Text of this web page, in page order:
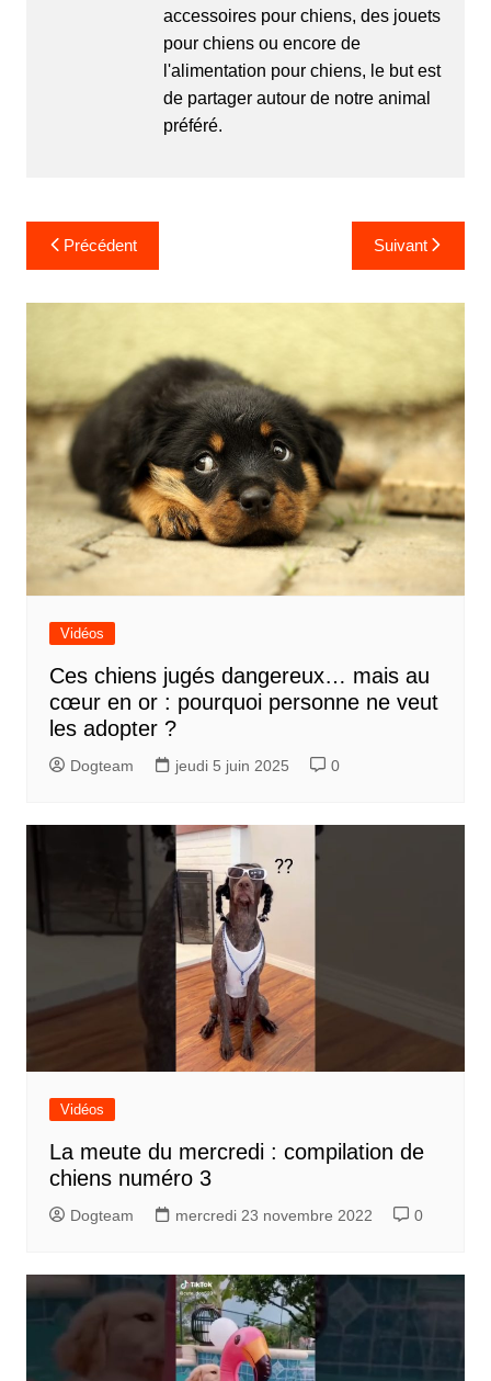
accessoires pour chiens, des jouets
pour chiens ou encore de
l'alimentation pour chiens, le but est
de partager autour de notre animal
préféré.
Navigation
de
l’article
Précédent Suivant
Vidéos
Ces chiens jugés dangereux… mais au
cœur en or : pourquoi personne ne veut
les adopter ?
Dogteam jeudi 5 juin 2025 0
Vidéos
La meute du mercredi : compilation de
chiens numéro 3
Dogteam mercredi 23 novembre 2022 0